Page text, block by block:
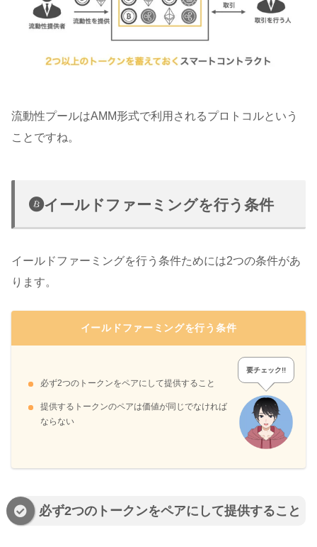
流動性プールはAMM形式で利用されるプロトコルという
ことですね。
イールドファーミングを行う条件
イールドファーミングを行う条件ためには2つの条件があ
ります。
イールドファーミングを行う条件
必ず2つのトークンをペアにして提供すること
提供するトークンのペアは価値が同じでなければ
ならない
要チェック!!
必ず2つのトークンをペアにして提供すること